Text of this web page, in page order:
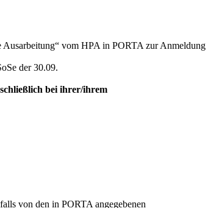
vom HPA in PORTA zur Anmeldung
der 30.09.
bei ihrer/ihrem
von den in PORTA angegebenen